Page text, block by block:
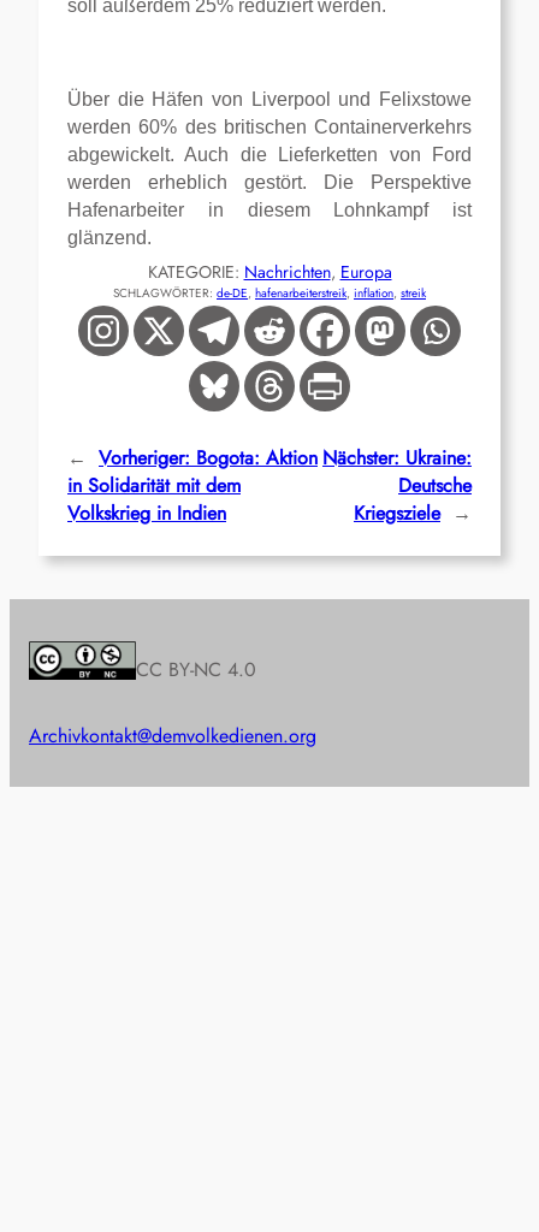
soll außerdem 25% reduziert werden.
Über die Häfen von Liverpool und Felixstowe
werden 60% des britischen Containerverkehrs
abgewickelt. Auch die Lieferketten von Ford
werden erheblich gestört. Die Perspektive
Hafenarbeiter in diesem Lohnkampf ist
glänzend.
KATEGORIE: Nachrichten, Europa
SCHLAGWÖRTER: de-DE, hafenarbeiterstreik, inflation, streik
← Vorheriger: Bogota: Aktion
in Solidarität mit dem
Volkskrieg in Indien
Nächster: Ukraine:
Deutsche
Kriegsziele →
CC BY-NC 4.0
Archivkontakt@demvolkedienen.org